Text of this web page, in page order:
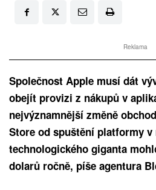
Reklama
Společnost Apple musí dát
obejít provizi z nákupů v
nejvýznamnější změně
Store od spuštění platformy v
technologického giganta
dolarů ročně, píše agentura